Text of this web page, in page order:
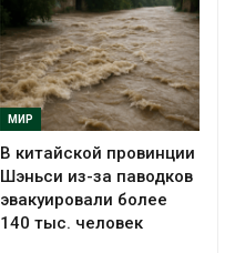
МИР
В китайской провинции
Шэньси из-за паводков
эвакуировали более
140 тыс. человек